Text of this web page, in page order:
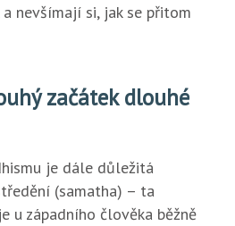
nevšímají si, jak se přitom
začátek dlouhé
je dále důležitá
(samatha) – ta
u západního člověka běžně